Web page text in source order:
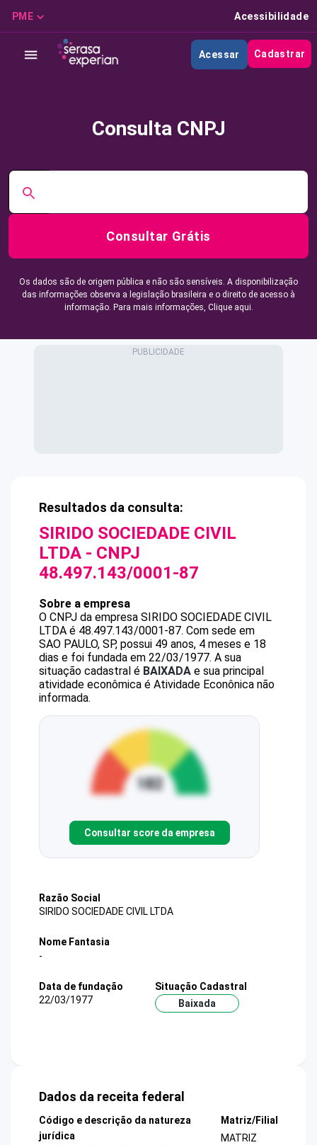
PME Acessibilidade
Acessar Cadastrar
Consulta CNPJ
Consultar Grátis
Os dados são de origem pública e não são sensíveis. A disponibilização
das informações observa a legislação brasileira e o direito de acesso à
informação. Para mais informações, Clique aqui.
Resultados da consulta:
SIRIDO SOCIEDADE CIVIL
LTDA - CNPJ
48.497.143/0001-87
Sobre a empresa
O CNPJ da empresa SIRIDO SOCIEDADE CIVIL
LTDA é 48.497.143/0001-87. Com sede em
SAO PAULO, SP, possui 49 anos, 4 meses e 18
dias e foi fundada em 22/03/1977. A sua
situação cadastral é BAIXADA e sua principal
atividade econômica é Atividade Econônica não
informada.
Consultar score da empresa
Razão Social
SIRIDO SOCIEDADE CIVIL LTDA
Nome Fantasia
-
Data de fundação
22/03/1977
Situação Cadastral
Baixada
Dados da receita federal
Código e descrição da natureza
jurídica
Matriz/Filial
MATRIZ